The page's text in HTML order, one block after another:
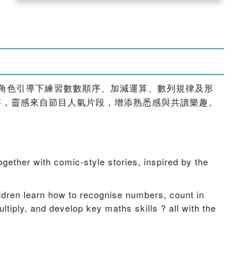
引導下練習數數順序、加減運算、數列規律及形
感來自節目人氣片段，增添熟悉感與共讀樂趣。
with comic-style stories, inspired by the
learn how to recognise numbers, count in
and develop key maths skills ? all with the